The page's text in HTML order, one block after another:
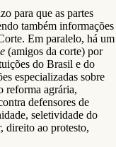
para que as partes
também informações
Em paralelo, há um
(amigos da corte) por
do Brasil e do
especializadas sobre
reforma agrária,
defensores de
seletividade do
direito ao protesto,